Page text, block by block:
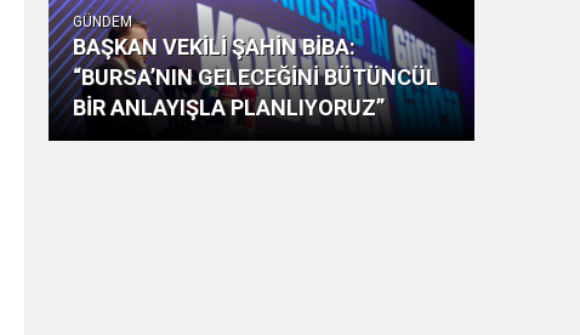
GÜNDEM
BAŞKAN VEKİLİ ŞAHİN BİBA:
“BURSA’NIN GELECEĞİNİ BÜTÜNCÜL
BİR ANLAYIŞLA PLANLIYORUZ”